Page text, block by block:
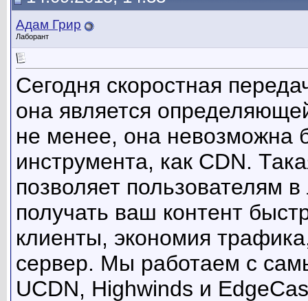
Адам Грир
Лаборант
Сегодня скоростная
она является
не менее, она невозможна
инструмента, как CDN.
позволяет пользователям
получать ваш контент
клиенты, экономия
сервер. Мы работаем с
UCDN, Highwinds и